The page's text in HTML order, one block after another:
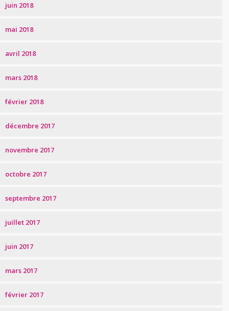
juin 2018
mai 2018
avril 2018
mars 2018
février 2018
décembre 2017
novembre 2017
octobre 2017
septembre 2017
juillet 2017
juin 2017
mars 2017
février 2017